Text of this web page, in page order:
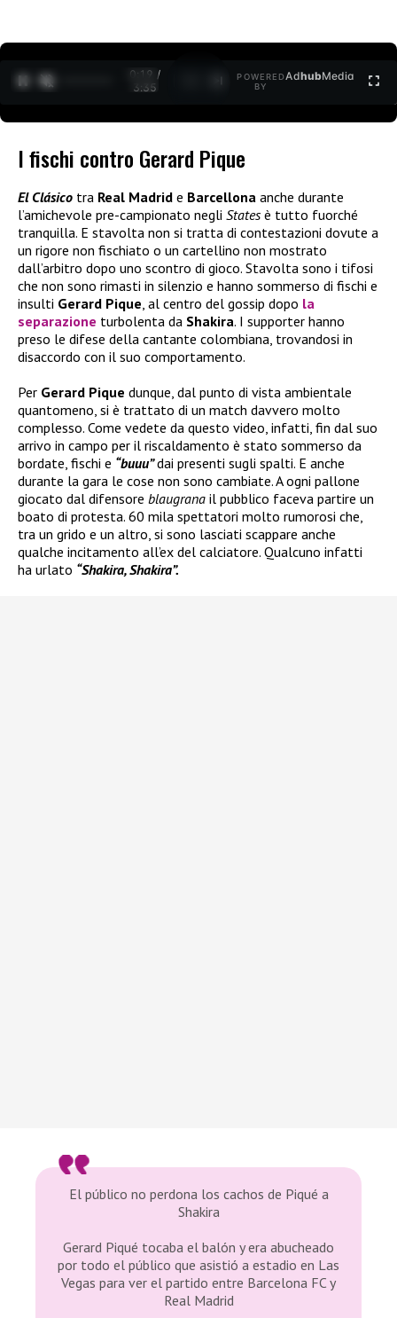
0:19 /
3:35
POWERED
BY
AdhubMedia
I fischi contro Gerard Pique
El Clásico tra Real Madrid e Barcellona anche durante
l’amichevole pre-campionato negli Statesè tutto fuorché
tranquilla. E stavolta non si tratta di contestazioni dovute a
un rigore non fischiato o un cartellino non mostrato
dall’arbitro dopo uno scontro di gioco. Stavolta sono i tifosi
che non sono rimasti in silenzio e hanno sommerso di fischi e
insulti Gerard Pique, al centro del gossip dopo la
separazione turbolenta da Shakira. I supporter hanno
preso le difese della cantante colombiana, trovandosi in
disaccordo con il suo comportamento.
Per Gerard Pique dunque, dal punto di vista ambientale
quantomeno, si è trattato di un match davvero molto
complesso. Come vedete da questo video, infatti, fin dal suo
arrivo in campo per il riscaldamento è stato sommerso da
bordate, fischi e “buuu”dai presenti sugli spalti. E anche
durante la gara le cose non sono cambiate. A ogni pallone
giocato dal difensore blaugrana il pubblico faceva partire un
boato di protesta. 60 mila spettatori molto rumorosi che,
tra un grido e un altro, si sono lasciati scappare anche
qualche incitamento all’ex del calciatore. Qualcuno infatti
ha urlato “Shakira, Shakira”.
El público no perdona los cachos de Piqué a
Shakira
Gerard Piqué tocaba el balón y era abucheado
por todo el público que asistió a estadio en Las
Vegas para ver el partido entre Barcelona FC y
Real Madrid